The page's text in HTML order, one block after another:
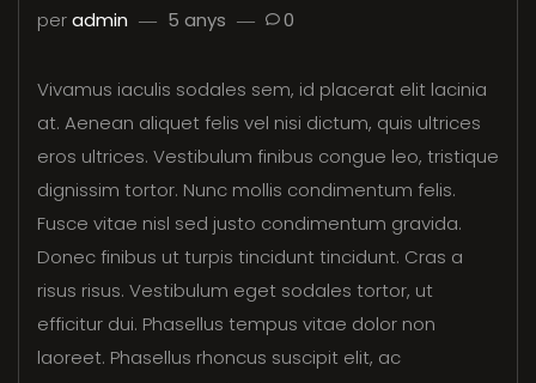
peradmin 5 anys 0
Vivamus iaculis sodales sem, id placerat elit lacinia
at. Aenean aliquet felis vel nisi dictum, quis ultrices
eros ultrices. Vestibulum finibus congue leo, tristique
dignissim tortor. Nunc mollis condimentum felis.
Fusce vitae nisl sed justo condimentum gravida.
Donec finibus ut turpis tincidunt tincidunt. Cras a
risus risus. Vestibulum eget sodales tortor, ut
efficitur dui. Phasellus tempus vitae dolor non
laoreet. Phasellus rhoncus suscipit elit, ac